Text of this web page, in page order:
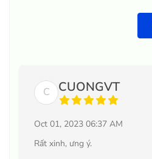
C CUONGVT
Oct 01, 2023 06:37 AM
Rất xinh, ưng ý.